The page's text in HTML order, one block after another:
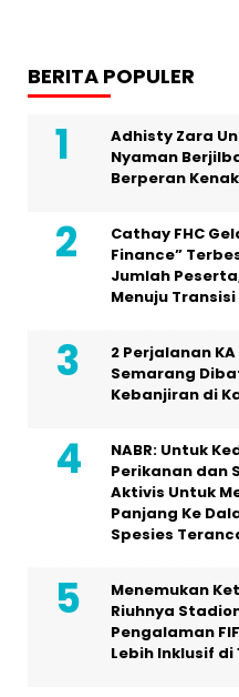
BERITA POPULER
Adhisty Zara
Nyaman
Berperan
Cathay FHC
Finance”
Jumlah
Menuju
2 Perjalanan
Semarang
Kebanjiran di
NABR: Untuk
Perikanan dan
Aktivis Untuk
Panjang Ke
Spesies
Menemukan
Riuhnya
Pengalaman
Lebih Inklusif di